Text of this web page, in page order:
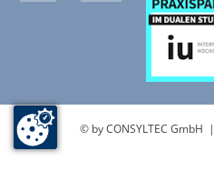
© by CONSYLTEC GmbH |